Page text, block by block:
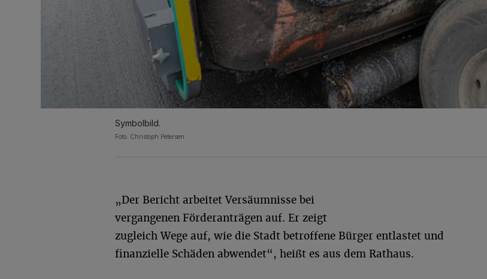
Symbolbild.
Foto: Christoph Petersen
„Der Bericht arbeitet Versäumnisse bei
vergangenen Förderanträgen auf. Er zeigt
zugleich Wege auf, wie die Stadt betroffene Bürger entlastet und
finanzielle Schäden abwendet“, heißt es aus dem Rathaus.